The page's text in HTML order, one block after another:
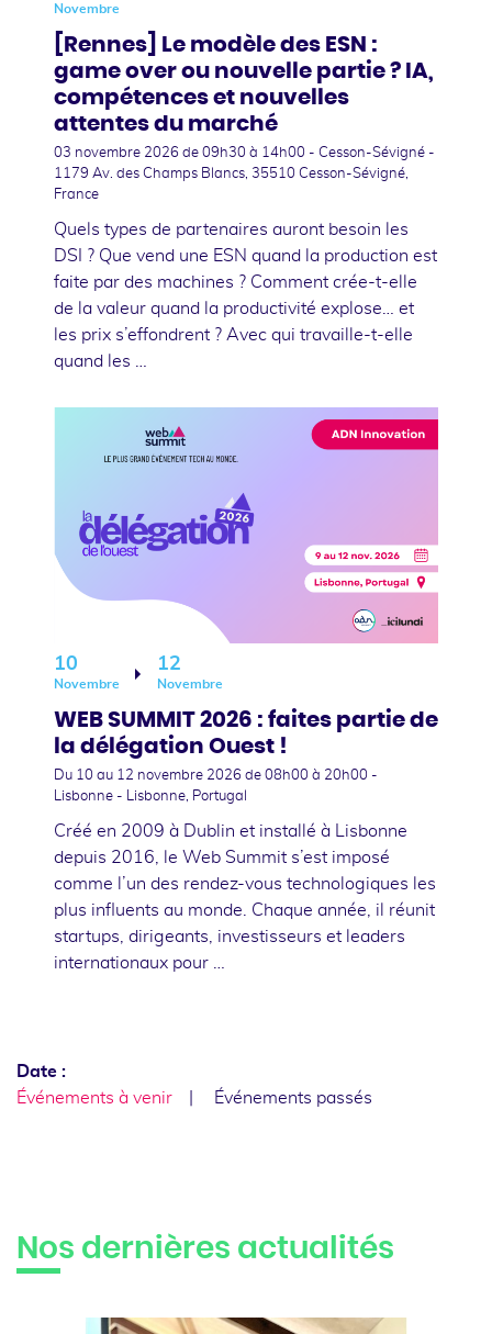
Novembre
[Rennes] Le modèle des ESN :
game over ou nouvelle partie ? IA,
compétences et nouvelles
attentes du marché
03 novembre 2026 de 09h30 à 14h00 - Cesson-Sévigné -
1179 Av. des Champs Blancs, 35510 Cesson-Sévigné,
France
Quels types de partenaires auront besoin les
DSI ? Que vend une ESN quand la production est
faite par des machines ? Comment crée-t-elle
de la valeur quand la productivité explose… et
les prix s’effondrent ? Avec qui travaille-t-elle
quand les …
10
Novembre
12
Novembre
WEB SUMMIT 2026 : faites partie de
la délégation Ouest !
Du 10 au 12 novembre 2026 de 08h00 à 20h00 -
Lisbonne - Lisbonne, Portugal
Créé en 2009 à Dublin et installé à Lisbonne
depuis 2016, le Web Summit s’est imposé
comme l’un des rendez-vous technologiques les
plus influents au monde. Chaque année, il réunit
startups, dirigeants, investisseurs et leaders
internationaux pour …
Date :
Événements à venir
Événements passés
Nos dernières actualités